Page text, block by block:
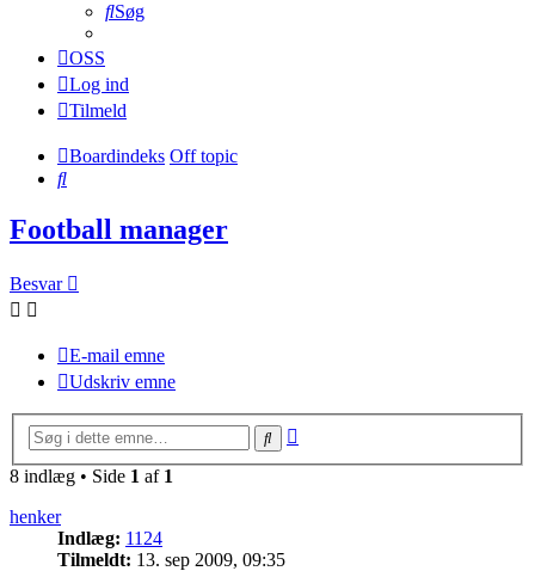
Søg
OSS
Log ind
Tilmeld
Boardindeks Off topic
Søg
Football manager
Besvar
E-mail emne
Udskriv emne
Søg
8 indlæg • Side 1 af 1
henker
Indlæg: 1124
Tilmeldt: 13. sep 2009, 09:35